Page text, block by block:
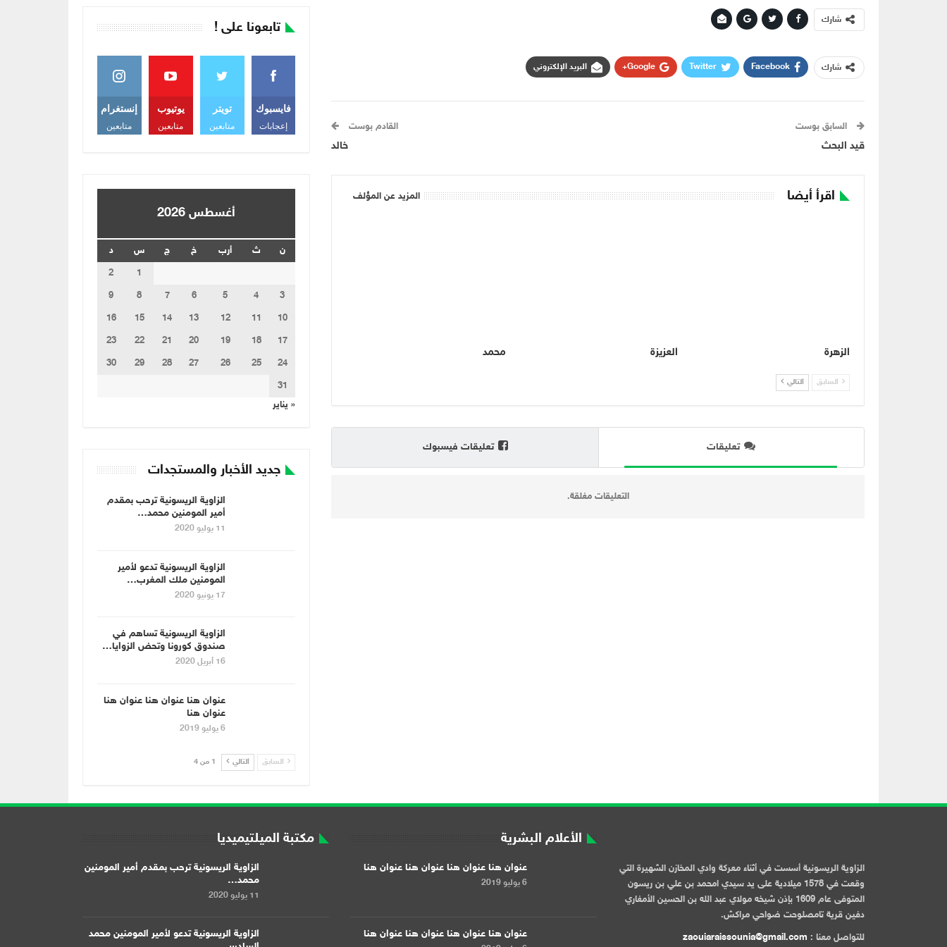
شارك
شارك Facebook
Twitter
Google+ البريد الإلكتروني
السابق بوست
قيد البحث
القادم بوست
خالد
اقرأ أيضا المزيد عن المؤلف
الزهرة العزيزة محمد
السابق التالي
تعليقات تعليقات فيسبوك
التعليقات مغلقة.
تابعونا على !
فايسبوك
إعجابات
تويتر
متابعين
يوتيوب
متابعين
إنستغرام
متابعين
أغسطس 2026
ن ث أرب خ ج س
د
1
2
3
4
5
6
7
8
9
10
11
12
13
14
15
16
17
18
19
20
21
22
23
24
25
26
27
28
29
30
31
« يناير
جديد الأخبار والمستجدات
الزاوية الريسونية ترحب بمقدم
أمير المومنين محمد…
11 يوليو 2020
الزاوية الريسونية تدعو لأمير
المومنين ملك المغرب…
17 يونيو 2020
الزاوية الريسونية تساهم في
صندوق كورونا وتحض الزوايا…
16 أبريل 2020
عنوان هنا عنوان هنا عنوان هنا
عنوان هنا
6 يوليو 2019
السابق التالي 1 من 4
الزاوية الريسونية أسست في أثناء معركة وادي المخازن الشهيرة التي
وقعت في 1578 ميلادية على يد سيدي امحمد بن علي بن ريسون
المتوفى عام 1609 بإذن شيخه مولاي عبد الله بن الحسين الأمغاري
دفين قرية تامصلوحت ضواحي مراكش.
للتواصل معنا : zaouiaraissounia@gmail.com
الأعلام البشرية
عنوان هنا عنوان هنا عنوان هنا عنوان هنا
6 يوليو 2019
عنوان هنا عنوان هنا عنوان هنا عنوان هنا
مكتبة الميلتيميديا
الزاوية الريسونية ترحب بمقدم أمير المومنين
محمد…
11 يوليو 2020
الزاوية الريسونية تدعو لأمير المومنين محمد